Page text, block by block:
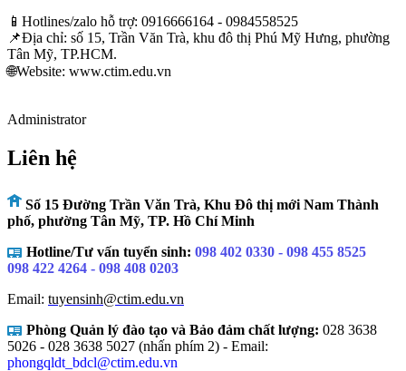
📱Hotlines/zalo hỗ trợ: 0916666164 - 0984558525
📌Địa chỉ: số 15, Trần Văn Trà, khu đô thị Phú Mỹ Hưng, phường
Tân Mỹ, TP.HCM.
🌐Website: www.ctim.edu.vn
Administrator
Liên hệ
Số 15 Đường Trần Văn Trà, Khu Đô thị mới Nam Thành
phố, phường Tân Mỹ, TP. Hồ Chí Minh
Hotline/Tư vấn tuyển sinh: 098 402 0330 - 098 455 8525
098 422 4264 - 098 408 0203
Email: tuyensinh@ctim.edu.vn
Phòng Quản lý đào tạo và Bảo đảm chất lượng: 028 3638
5026 - 028 3638 5027 (nhấn phím 2) - Email:
phongqldt_bdcl@ctim.edu.vn